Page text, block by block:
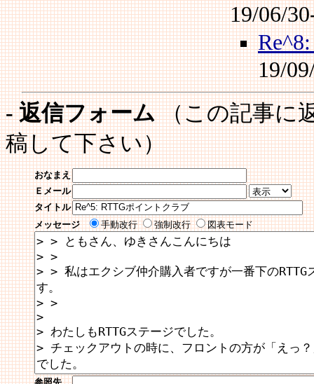
19/06/
19/
- 返信フォーム（この記事に
稿して下さい）
おなまえ
Ｅメール
タイトル
メッセージ
手動改行 強制改行 図表モード
参照先